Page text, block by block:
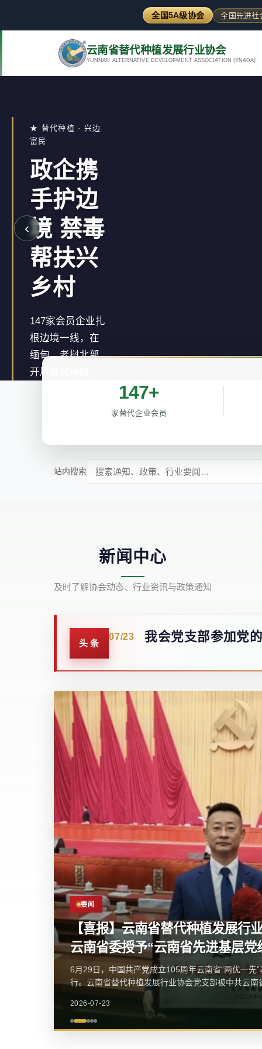
全国5A级协会 全国先进社
云南省替代种植发展行业协会
YUNNAN ALTERNATIVE DEVELOPMENT ASSOCIATION (YNADA)
★ 替代种植 · 兴边
富民
政企携
手护边
境 禁毒
帮扶兴
乡村
147家会员企业扎
根边境一线，在
缅甸、老挝北部
开展替代种植，
了解详情 →
‹
147+
家替代企业会员
站内搜索
新闻中心
及时了解协会动态、行业资讯与政策通知
头条 07/23 我会党支部参加党
02/27 携手共进 初心如磐
要闻
我会党支部参加党的二十届四中
近日，我会党支部参加金碧街道党工委举办的学习贯
精神宣讲报告会。区委宣传部常务副部长、区委网信
2026-07-23